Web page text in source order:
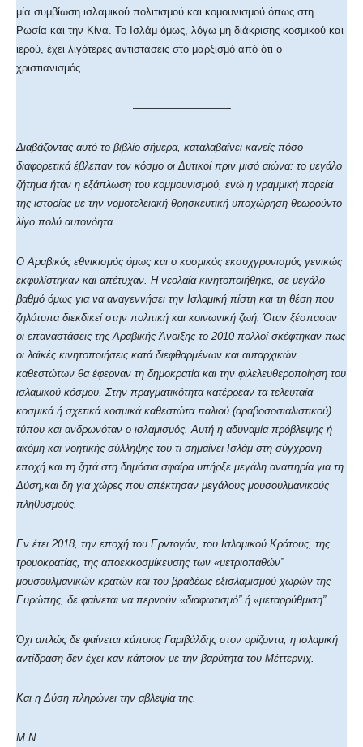
μία συμβίωση ισλαμικού πολιτισμού και κομουνισμού όπως στη
Ρωσία και την Κίνα. Το Ισλάμ όμως, λόγω μη διάκρισης κοσμικού και
ιερού, έχει λιγότερες αντιστάσεις στο μαρξισμό από ότι ο
χριστιανισμός.
—————————-
Διαβάζοντας αυτό το βιβλίο σήμερα, καταλαβαίνει κανείς πόσο
διαφορετικά έβλεπαν τον κόσμο οι Δυτικοί πριν μισό αιώνα: το μεγάλο
ζήτημα ήταν η εξάπλωση του κομμουνισμού, ενώ η γραμμική πορεία
της ιστορίας με την νομοτελειακή θρησκευτική υποχώρηση θεωρούντο
λίγο πολύ αυτονόητα.
Ο Αραβικός εθνικισμός όμως και ο κοσμικός εκσυχγρονισμός γενικώς
εκφυλίστηκαν και απέτυχαν. Η νεολαία κινητοποιήθηκε, σε μεγάλο
βαθμό όμως για να αναγεννήσει την Ισλαμική πίστη και τη θέση που
ζηλότυπα διεκδικεί στην πολιτική και κοινωνική ζωή. Όταν ξέσπασαν
οι επαναστάσεις της Αραβικής Άνοιξης το 2010 πολλοί σκέφτηκαν πως
οι λαϊκές κινητοποιήσεις κατά διεφθαρμένων και αυταρχικών
καθεστώτων θα έφερναν τη δημοκρατία και την φιλελευθεροποίηση του
ισλαμικού κόσμου. Στην πραγματικότητα κατέρρεαν τα τελευταία
κοσμικά ή σχετικά κοσμικά καθεστώτα παλιού (αραβοσοσιαλιστικού)
τύπου και ανδρωνόταν ο ισλαμισμός. Αυτή η αδυναμία πρόβλεψης ή
ακόμη και νοητικής σύλληψης του τι σημαίνει Ισλάμ στη σύγχρονη
εποχή και τη ζητά στη δημόσια σφαίρα υπήρξε μεγάλη αναπηρία για τη
Δύση,και δη για χώρες που απέκτησαν μεγάλους μουσουλμανικούς
πληθυσμούς.
Εν έτει 2018, την εποχή του Ερντογάν, του Ισλαμικού Κράτους, της
τρομοκρατίας, της αποεκκοσμίκευσης των «μετριοπαθών”
μουσουλμανικών κρατών και του βραδέως εξισλαμισμού χωρών της
Ευρώπης, δε φαίνεται να περνούν «διαφωτισμό” ή «μεταρρύθμιση”.
Όχι απλώς δε φαίνεται κάποιος Γαριβάλδης στον ορίζοντα, η ισλαμική
αντίδραση δεν έχει καν κάποιον με την βαρύτητα του Μέττερνιχ.
Και η Δύση πληρώνει την αβλεψία της.
Μ.Ν.